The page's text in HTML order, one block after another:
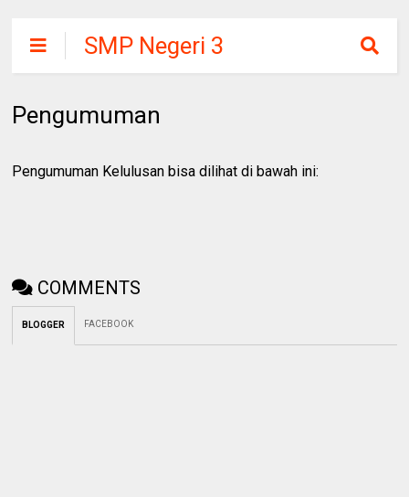
SMP Negeri 3
Suruh
Pengumuman
Pengumuman Kelulusan bisa dilihat di bawah ini:
COMMENTS
BLOGGER FACEBOOK